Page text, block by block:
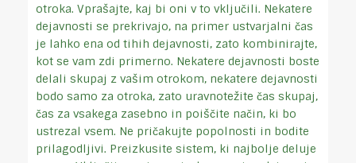
otroka. Vprašajte, kaj bi oni v to vključili. Nekatere
dejavnosti se prekrivajo, na primer ustvarjalni čas
je lahko ena od tihih dejavnosti, zato kombinirajte,
kot se vam zdi primerno. Nekatere dejavnosti boste
delali skupaj z vašim otrokom, nekatere dejavnosti
bodo samo za otroka, zato uravnotežite čas skupaj,
čas za vsakega zasebno in poiščite način, ki bo
ustrezal vsem. Ne pričakujte popolnosti in bodite
prilagodljivi. Preizkusite sistem, ki najbolje deluje